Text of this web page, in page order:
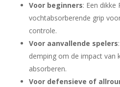
Voor beginners: Een dikke
vochtabsorberende grip
controle.
Voor aanvallende spelers
demping om de impact van
absorberen.
Voor defensieve of